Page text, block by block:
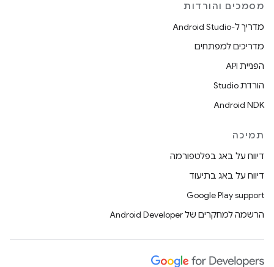
מסמכים והורדות
מדריך ל-Android Studio
מדריכים למפתחים
הפניית API
הורדת Studio
Android NDK
תמיכה
דיווח על באג בפלטפורמה
דיווח על באג בתיעוד
Google Play support
הרשמה למחקרים של Android Developer